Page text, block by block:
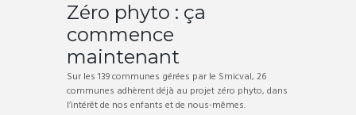
Zéro phyto : ça
commence
maintenant
Sur les 139 communes gérées par le Smicval, 26
communes adhèrent déjà au projet zéro phyto, dans
l’intérêt de nos enfants et de nous-mêmes.